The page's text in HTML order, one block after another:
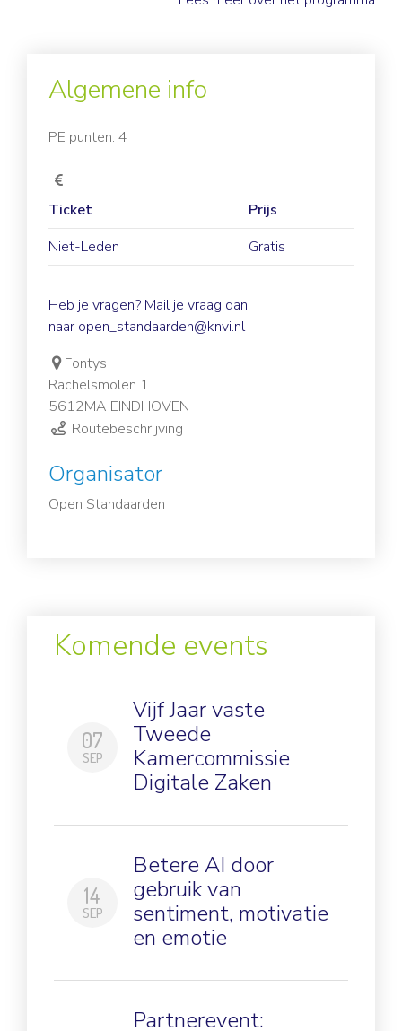
Algemene info
PE punten: 4
Ticket
Prijs
Niet-Leden
Gratis
Heb je vragen? Mail je vraag dan
naar open_standaarden@knvi.nl
Fontys
Rachelsmolen 1
5612MA EINDHOVEN
Routebeschrijving
Organisator
Open Standaarden
Komende events
07
SEP
Vijf Jaar vaste
Tweede
Kamercommissie
Digitale Zaken
14
SEP
Betere AI door
gebruik van
sentiment, motivatie
en emotie
Partnerevent: